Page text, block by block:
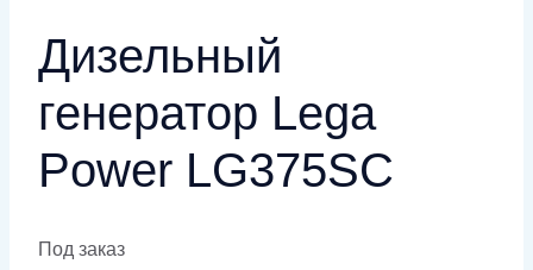
Дизельный
генератор Lega
Power LG375SC
Под заказ